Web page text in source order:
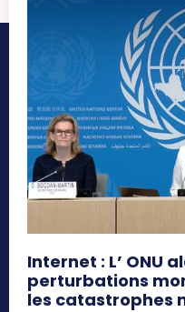
Internet : L’ ONU
perturbations
les catastrophes